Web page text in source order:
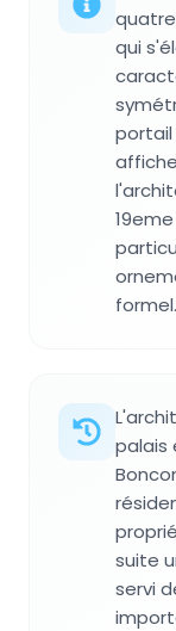
qui
portail
formel.
palais
suite
servi